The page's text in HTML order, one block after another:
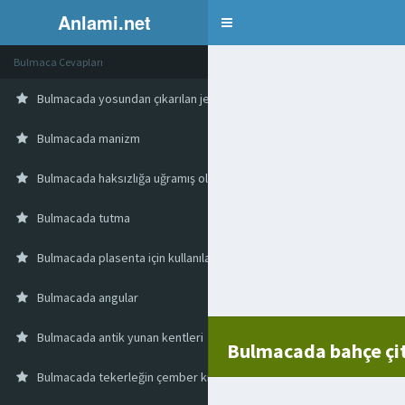
Anlami.net Bulmaca
Bulmacada bahçe
Bulmaca Cevapları
Bulmacada yosundan çıkarılan jelatin
Bulmacada manizm
Bulmacada haksızlığa uğramış olan mağdur
Bulmacada tutma
Bulmacada plasenta için kullanılan türkçe karşılık
Bulmacada angular
Bulmacada antik yunan kentleri
Bulmacada tekerleğin çember kısmı